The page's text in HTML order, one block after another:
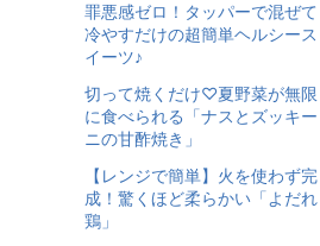
罪悪感ゼロ！タッパーで混ぜて
冷やすだけの超簡単ヘルシース
イーツ♪
切って焼くだけ♡夏野菜が無限
に食べられる「ナスとズッキー
ニの甘酢焼き」
【レンジで簡単】火を使わず完
成！驚くほど柔らかい「よだれ
鶏」